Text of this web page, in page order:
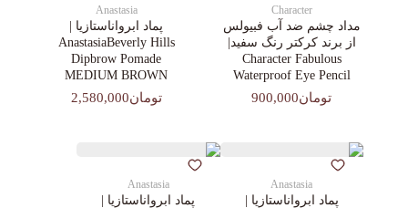
Character
مداد چشم ضد آب فبیولس
از برند کرکتر رنگ سفید|
Character Fabulous
Waterproof Eye Pencil
تومان900,000
Anastasia
پماد ابرواناستازیا |
AnastasiaBeverly Hills
Dipbrow Pomade
MEDIUM BROWN
تومان2,580,000
Anastasia
پماد ابرواناستازیا |
Anastasia
پماد ابرواناستازیا |